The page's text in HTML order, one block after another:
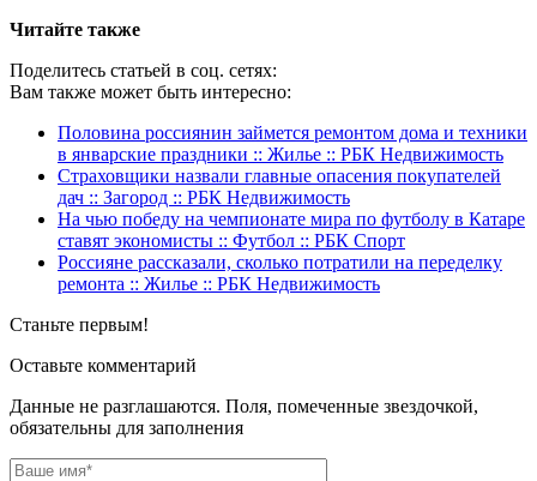
Читайте также
Поделитесь статьей в соц. сетях:
Вам также может быть интересно:
Половина россиянин займется ремонтом дома и техники
в январские праздники :: Жилье :: РБК Недвижимость
Страховщики назвали главные опасения покупателей
дач :: Загород :: РБК Недвижимость
На чью победу на чемпионате мира по футболу в Катаре
ставят экономисты :: Футбол :: РБК Спорт
Россияне рассказали, сколько потратили на переделку
ремонта :: Жилье :: РБК Недвижимость
Станьте первым!
Оставьте комментарий
Данные не разглашаются. Поля, помеченные звездочкой,
обязательны для заполнения